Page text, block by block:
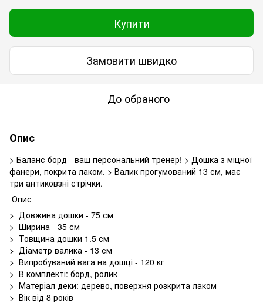
Купити
Замовити швидко
До обраного
Опис
> Баланс борд - ваш персональний тренер! > Дошка з міцної
фанери, покрита лаком. > Валик прогумований 13 см, має
три антиковзні стрічки.
Опис
> Довжина дошки - 75 см
> Ширина - 35 см
> Товщина дошки 1.5 см
> Діаметр валика - 13 см
> Випробуваний вага на дошці - 120 кг
> В комплекті: борд, ролик
> Матеріал деки: дерево, поверхня розкрита лаком
> Вік від 8 років